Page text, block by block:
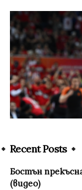
Recent Posts
Бостън
(видео)